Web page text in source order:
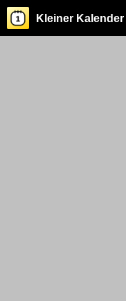
Kleiner